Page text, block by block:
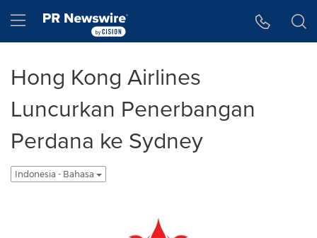
Hamburger menu
Hong Kong Airlines
Luncurkan Penerbangan
Perdana ke Sydney
Indonesia - Bahasa